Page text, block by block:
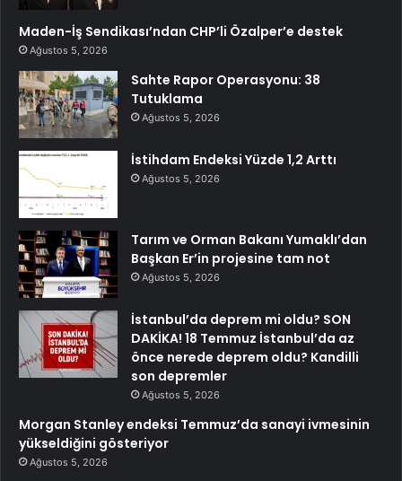
Maden-İş Sendikası’ndan CHP’li Özalper’e destek
Ağustos 5, 2026
Sahte Rapor Operasyonu: 38
Tutuklama
Ağustos 5, 2026
İstihdam Endeksi Yüzde 1,2 Arttı
Ağustos 5, 2026
Tarım ve Orman Bakanı Yumaklı’dan
Başkan Er’in projesine tam not
Ağustos 5, 2026
İstanbul’da deprem mi oldu? SON
DAKİKA! 18 Temmuz İstanbul’da az
önce nerede deprem oldu? Kandilli
son depremler
Ağustos 5, 2026
Morgan Stanley endeksi Temmuz’da sanayi ivmesinin
yükseldiğini gösteriyor
Ağustos 5, 2026